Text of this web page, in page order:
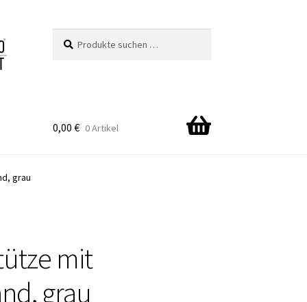
nach:
0,00 € 0 Artikel
grau
mit
grau